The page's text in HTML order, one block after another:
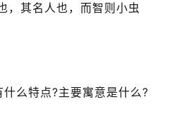
其名人也，而智则小虫
特点?主要寓意是什么?